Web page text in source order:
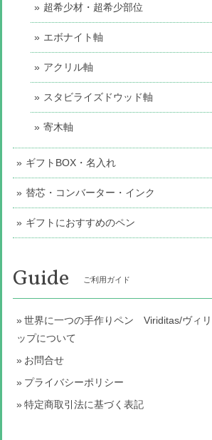
超希少材・超希少部位
エボナイト軸
アクリル軸
スタビライズドウッド軸
寄木軸
ギフトBOX・名入れ
替芯・コンバーター・インク
ギフトにおすすめのペン
Guide ご利用ガイド
世界に一つの手作りペン Viriditas/ヴィ
ップについて
お問合せ
プライバシーポリシー
特定商取引法に基づく表記